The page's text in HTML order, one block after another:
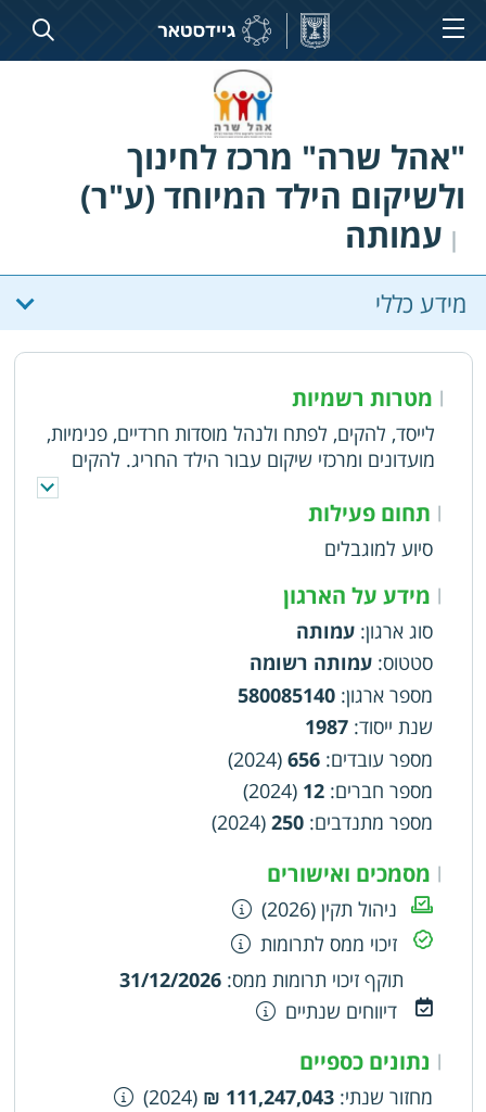
"אהל שרה" מרכז לחינוך
ולשיקום הילד המיוחד (ע"ר)
| עמותה
מידע כללי
| מטרות רשמיות
לייסד, להקים, לפתח ולנהל מוסדות חרדיים, פנימיות,
מועדונים ומרכזי שיקום עבור הילד החריג. להקים
ולנהל מרכז ייעוץ והכוונה עבור הורי הילדים החריגים.
להכשיר צוותי אנשים לעבודה במוסדות הנ"ל | תחום פעילות
סיוע למוגבלים
| מידע על הארגון
סוג ארגון: עמותה
סטטוס: עמותה רשומה
מספר ארגון:
580085140
שנת ייסוד:
1987
מספר עובדים:
656
(2024)
מספר חברים:
12
(2024)
מספר מתנדבים:
250
(2024)
| מסמכים ואישורים
ניהול תקין (2026)
זיכוי ממס לתרומות
תוקף זיכוי תרומות ממס:
31/12/2026
דיווחים שנתיים
| נתונים כספיים
מחזור שנתי:
111,247,043 ₪
(2024)